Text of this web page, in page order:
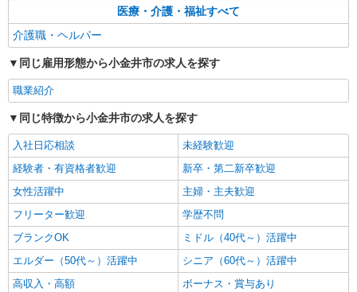
手当として別途支給 ・夜勤手当：10,000円/1回
（上記給与とは別に支給） 下記資格をお持ちの方
者研修 ・介護福祉士 など
派遣社員
株式会社kotrio /●TC-H-1883024
武蔵小金井駅≫稼げる◎シニアマンション
STAFF！日勤のみ/夜勤可
通費全支給(ガソリン代含む)＞
キープ 詳細を見る
職業紹介
株式会社kotrio /●YK-S-2078439
賞与年2回≪新小金井駅すぐ≫綺麗な高齢者マ
ンションの見守りSTAFF
【正社員】月給240,000〜400,000円 ・基本
給：200,000円〜220,000円 ・資格手当：10,000〜
医療・介護・福祉すべて
介護職・ヘルパー
同じ雇用形態から小金井市の求人を探す
職業紹介
同じ特徴から小金井市の求人を探す
入社日応相談
未経験歓迎
経験者・有資格者歓迎
新卒・第二新卒歓迎
女性活躍中
主婦・主夫歓迎
フリーター歓迎
学歴不問
ブランクOK
ミドル（40代～）活躍中
エルダー（50代～）活躍中
シニア（60代～）活躍中
高収入・高額
ボーナス・賞与あり